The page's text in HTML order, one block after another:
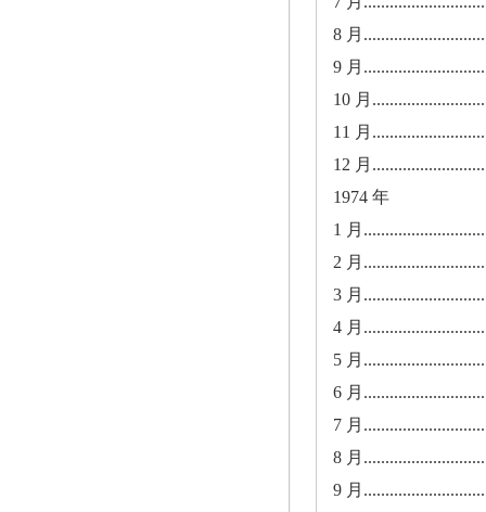
8 月
9 月
10 月
11 月
12 月
1974 年
1 月
2 月
3 月
4 月
5 月
6 月
7 月
8 月
9 月